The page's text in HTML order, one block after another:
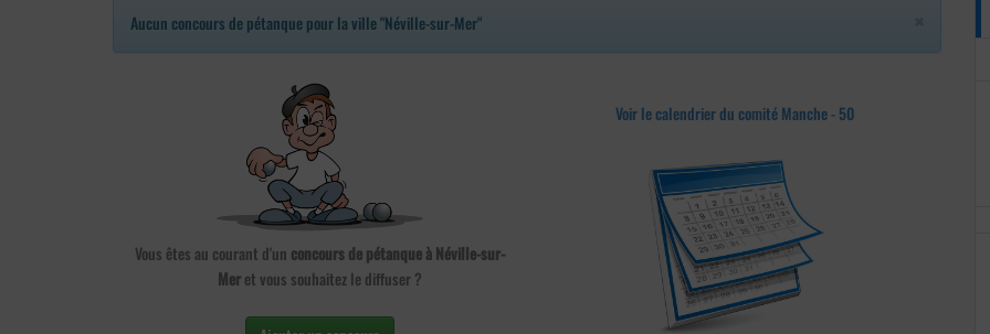
Aucun concours de pétanque pour la ville "Néville-sur-Mer"
Vous êtes au courant d'un concours de pétanque à Néville-sur-
Meret vous souhaitez le diffuser ?
Voir le calendrier du comité Manche - 50